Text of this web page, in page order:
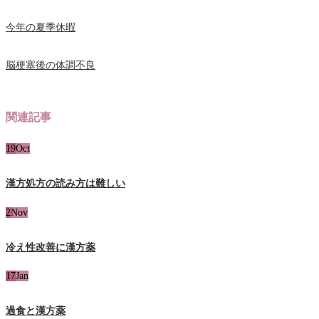
今年の夏季休暇
脳梗塞後の体調不良
関連記事
19Oct
漢方処方の読み方は難しい
2Nov
冷え性改善に漢方薬
17Jan
過食と漢方薬